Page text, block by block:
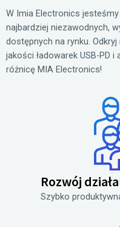
W Imia Electronics
najbardziej niezawodnych,
dostępnych na rynku.
jakości ładowarek USB-PD
różnicę MIA Electronics!
Rozwój
Szybko